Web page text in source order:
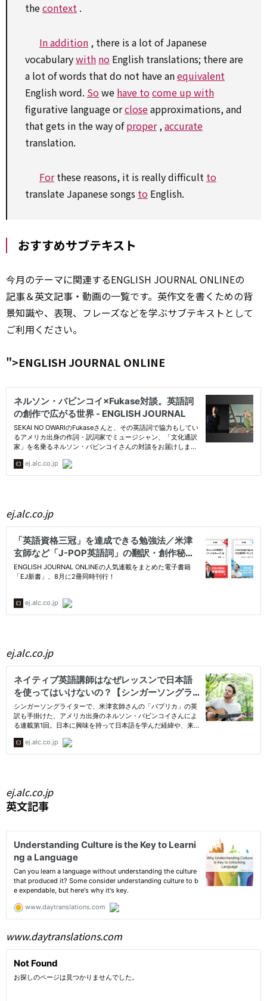
thecontext .
In addition , there is a lot of Japanese
vocabularywith no English translations; there are
a lot of words that do not have anequivalent
English word. Sowe have tocome up with
figurative language orcloseapproximations, and
that gets in the way ofproper,accurate
translation.
Forthese reasons, it is really difficult to
translate Japanese songs to English.
おすすめサブテキスト
今月のテーマに関連するENGLISH JOURNAL ONLINEの
記事＆英文記事・動画の一覧です。英作文を書くための背
景知識や、表現、フレーズなどを学ぶサブテキストとして
ご利用ください。
">ENGLISH JOURNAL ONLINE
ej.alc.co.jp
ej.alc.co.jp
ej.alc.co.jp
英文記事
www.daytranslations.com